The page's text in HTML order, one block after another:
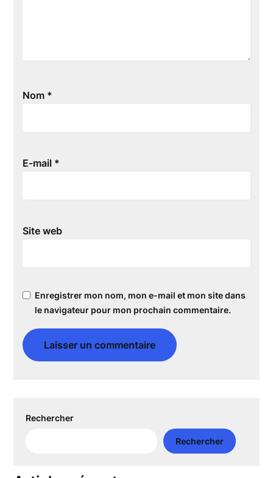
Nom *
E-mail *
Site web
Enregistrer mon nom, mon e-mail et mon site dans
le navigateur pour mon prochain commentaire.
Rechercher
Rechercher